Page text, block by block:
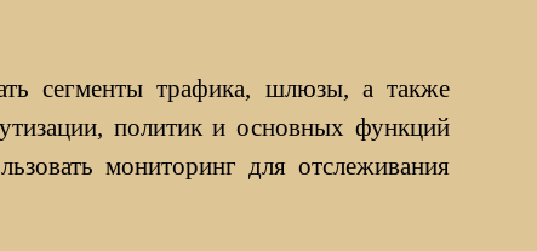
сегменты трафика, шлюзы, а также
политик и основных функций
мониторинг для отслеживания